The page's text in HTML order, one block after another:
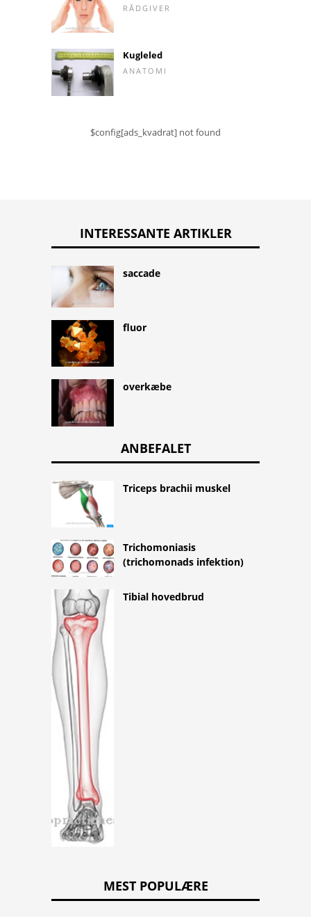
RÅDGIVER
Kugleled
ANATOMI
$config[ads_kvadrat] not found
INTERESSANTE ARTIKLER
saccade
fluor
overkæbe
ANBEFALET
Triceps brachii muskel
Trichomoniasis
(trichomonads infektion)
Tibial hovedbrud
MEST POPULÆRE